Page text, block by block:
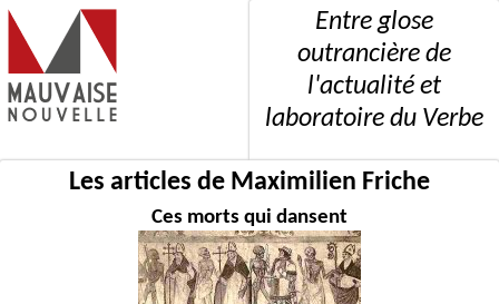
Entre glose
outrancière de
l'actualité et
laboratoire du Verbe
Les articles de Maximilien Friche
Ces morts qui dansent